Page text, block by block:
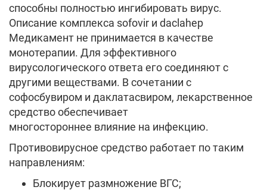
способны полностью ингибировать вирус.
Описание комплекса sofovir и daclahep
Медикамент не принимается в качестве
монотерапии. Для эффективного
вирусологического ответа его соединяют с
другими веществами. В сочетании с
софосбувиром и даклатасвиром, лекарственное
средство обеспечивает
многостороннее влияние на инфекцию.
Противовирусное средство работает по таким
направлениям:
Блокирует размножение ВГС;